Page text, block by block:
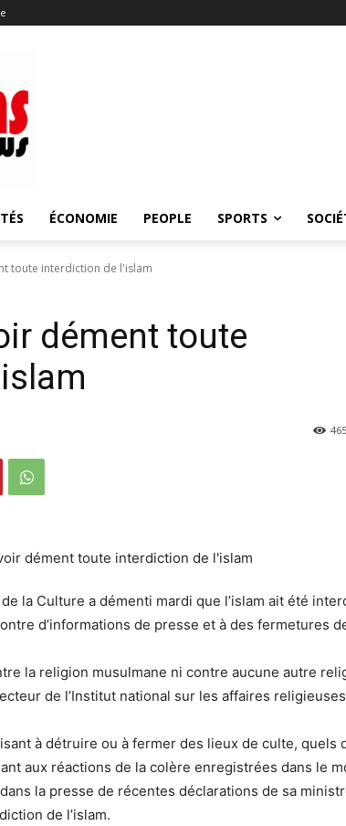
ÉCONOMIE PEOPLE SPORTS
toute interdiction de l'islam
dément toute
465
la Culture a démenti mardi que l’islam ait été
d’informations de presse et à des fermetures
la religion musulmane ni contre aucune autre
de l’Institut national sur les affaires
à détruire ou à fermer des lieux de culte, quels
aux réactions de la colère enregistrées dans le
la presse de récentes déclarations de sa
de l’islam.